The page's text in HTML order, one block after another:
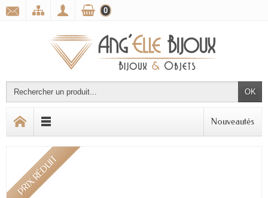
OK
0
Nouveautés
PRIX RÉDUIT